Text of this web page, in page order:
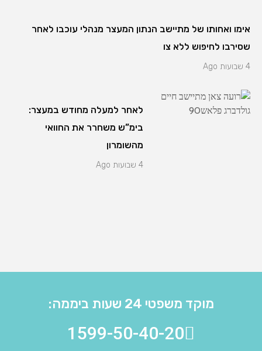
אימו ואחותו של מתיישב הנתון המעצר מנהלי עוכבו לאחר
שסירבו לחיפוש ללא צו
4 שבועות Ago
לאחר למעלה מחודש במעצר:
בימ”ש משחרר את החוואי
מהשומרון
4 שבועות Ago
מוקד משפטי 24 שעות ביממה:
1599-50-40-20